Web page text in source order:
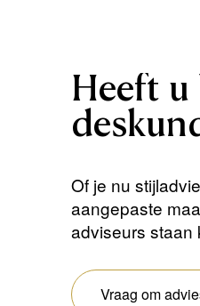
Heeft u
Of je nu
aangepaste
adviseurs staan
Vraag om